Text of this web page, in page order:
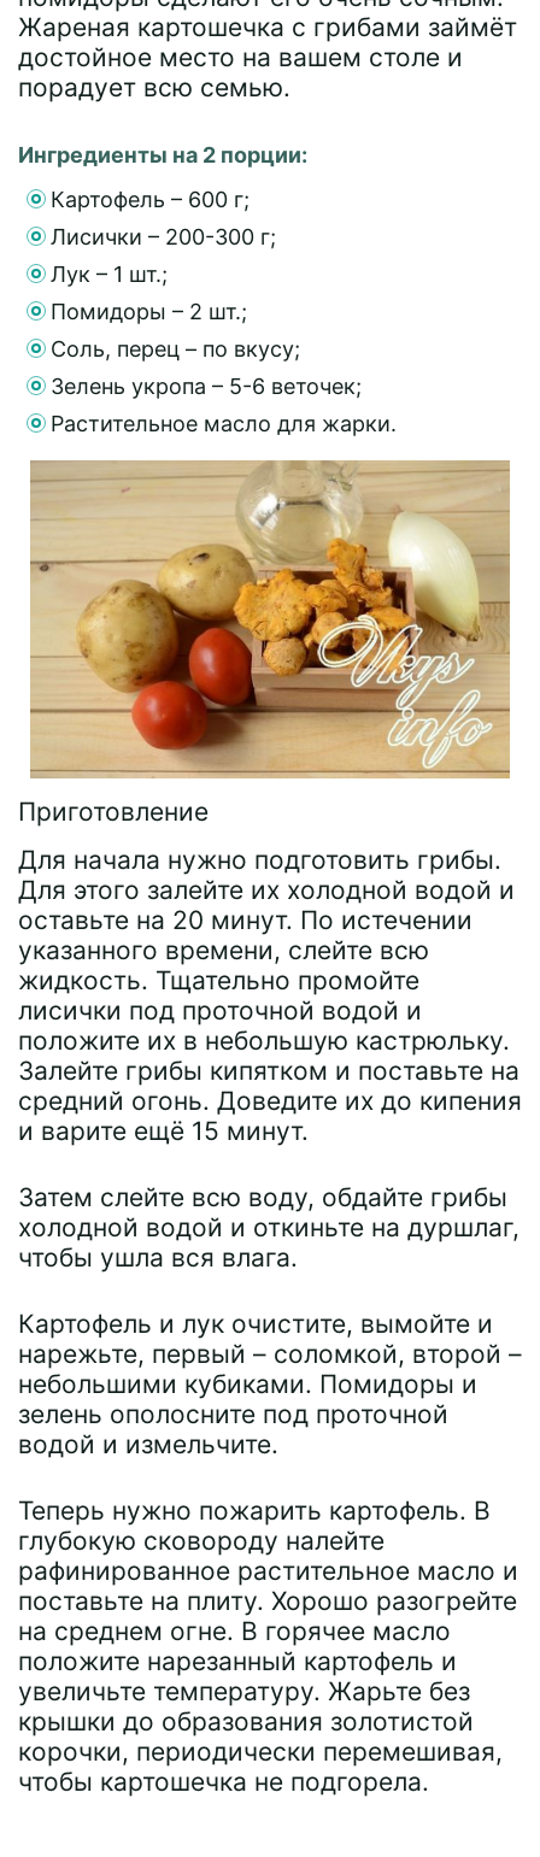
Жареная картошечка с грибами займёт
достойное место на вашем столе и
порадует всю семью.
Ингредиенты на 2 порции:
Картофель – 600 г;
Лисички – 200-300 г;
Лук – 1 шт.;
Помидоры – 2 шт.;
Соль, перец – по вкусу;
Зелень укропа – 5-6 веточек;
Растительное масло для жарки.
Приготовление
Для начала нужно подготовить грибы.
Для этого залейте их холодной водой и
оставьте на 20 минут. По истечении
указанного времени, слейте всю
жидкость. Тщательно промойте
лисички под проточной водой и
положите их в небольшую кастрюльку.
Залейте грибы кипятком и поставьте на
средний огонь. Доведите их до кипения
и варите ещё 15 минут.
Затем слейте всю воду, обдайте грибы
холодной водой и откиньте на дуршлаг,
чтобы ушла вся влага.
Картофель и лук очистите, вымойте и
нарежьте, первый – соломкой, второй –
небольшими кубиками. Помидоры и
зелень ополосните под проточной
водой и измельчите.
Теперь нужно пожарить картофель. В
глубокую сковороду налейте
рафинированное растительное масло и
поставьте на плиту. Хорошо разогрейте
на среднем огне. В горячее масло
положите нарезанный картофель и
увеличьте температуру. Жарьте без
крышки до образования золотистой
корочки, периодически перемешивая,
чтобы картошечка не подгорела.